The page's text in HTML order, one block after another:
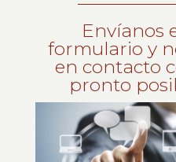
Envíanos
formulario y
en contacto
pronto